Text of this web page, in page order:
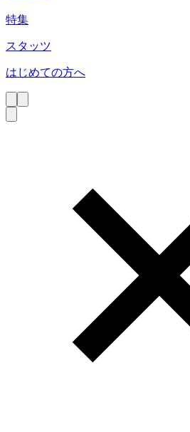
特集
スタッツ
はじめての方へ